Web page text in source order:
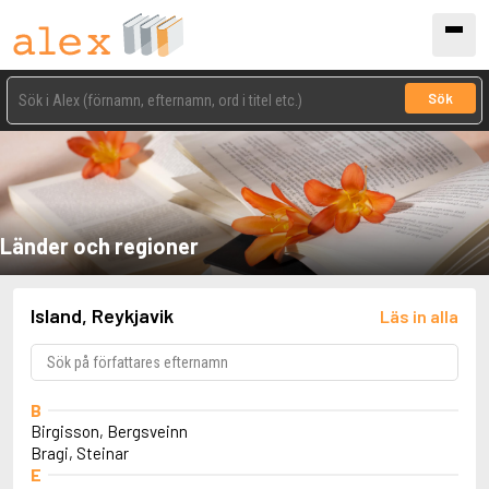
Sök
Länder och regioner
Island, Reykjavik Läs in alla
B
Birgisson, Bergsveinn
Bragi, Steinar
E